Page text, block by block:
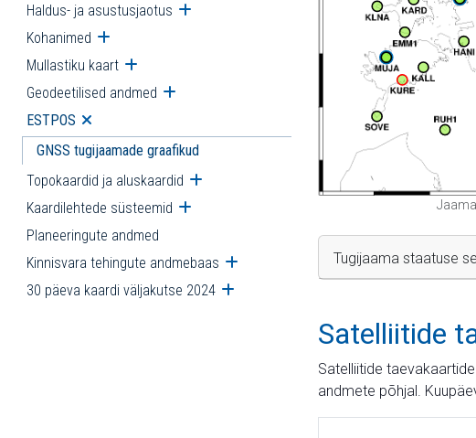
Haldus- ja asustusjaotus Ava alammenüü
Kohanimed Ava alammenüü
Mullastiku kaart Ava alammenüü
Geodeetilised andmed Ava alammenüü
ESTPOS Ava alammenüü
GNSS tugijaamade graafikud
Topokaardid ja aluskaardid Ava alammenüü
Kaardilehtede süsteemid Ava alammenüü
Planeeringute andmed
Kinnisvara tehingute andmebaas Ava alammenüü
30 päeva kaardi väljakutse 2024 Ava alammenüü
Tugijaama staatuse
Satelliitide
Satelliitide
andmete põhjal.